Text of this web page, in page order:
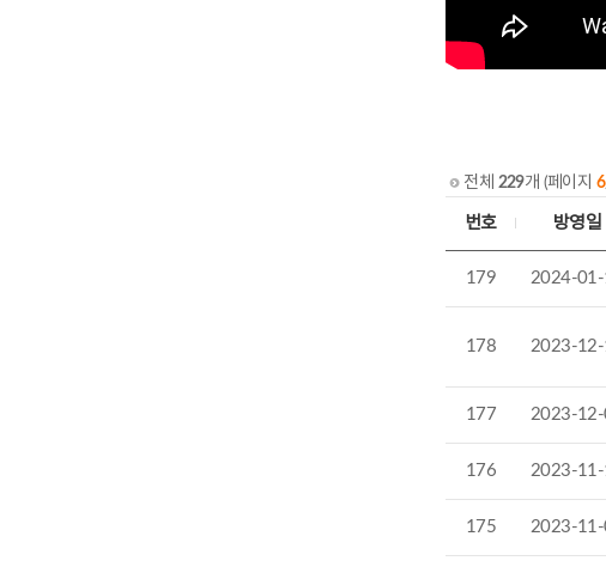
전체 229개 (페이지 6
번호 방영일
179 2024-
178 2023-
177 2023-
176 2023-
175 2023-